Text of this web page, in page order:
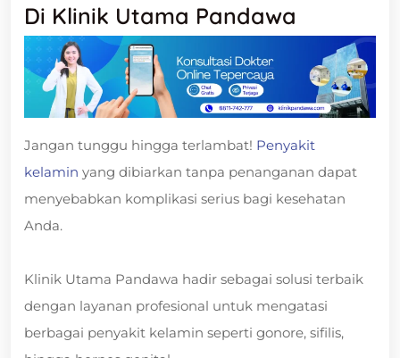
Di Klinik Utama Pandawa
Jangan tunggu hingga terlambat! Penyakit
kelamin yang dibiarkan tanpa penanganan dapat
menyebabkan komplikasi serius bagi kesehatan
Anda.
Klinik Utama Pandawa hadir sebagai solusi terbaik
dengan layanan profesional untuk mengatasi
berbagai penyakit kelamin seperti gonore, sifilis,